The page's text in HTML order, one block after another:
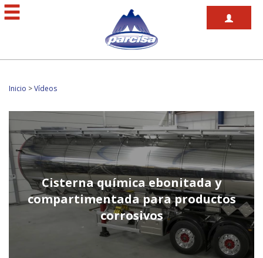
Inicio >Vídeos
Cisterna química ebonitada y
compartimentada para productos
corrosivos